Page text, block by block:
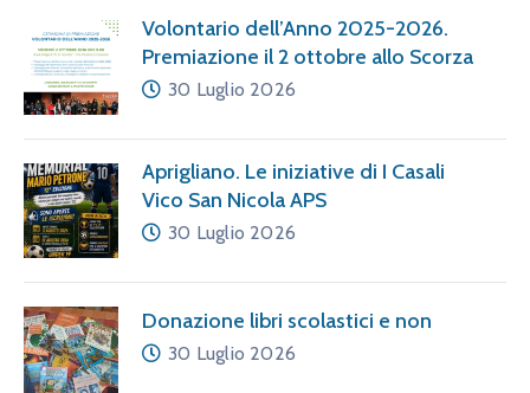
Volontario dell’Anno 2025-2026.
Premiazione il 2 ottobre allo Scorza
30 Luglio 2026
Aprigliano. Le iniziative di I Casali
Vico San Nicola APS
30 Luglio 2026
Donazione libri scolastici e non
30 Luglio 2026